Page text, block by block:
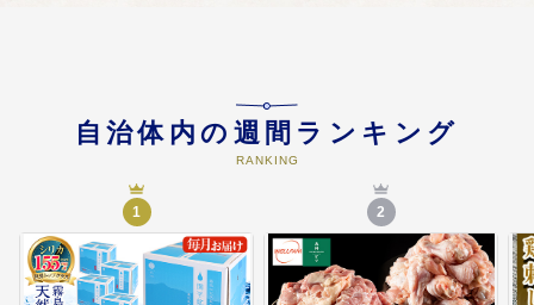
教育の振興
児童生徒の教育環境の整備や心臓
検診の実施などに活用していま
06
市長が必要と認める施策
自治体内の週間ランキング
RANKING
1 2